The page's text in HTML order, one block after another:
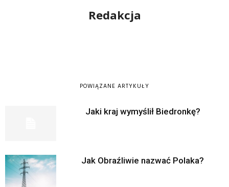
Redakcja
POWIĄZANE ARTYKUŁY
Jaki kraj wymyślił Biedronkę?
Jak Obraźliwie nazwać Polaka?